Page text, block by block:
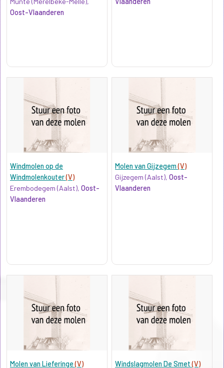
Oost-Vlaanderen
Windmolen op de
Windmolenkouter(V)
Erembodegem (Aalst), Oost-
Vlaanderen
Molen van Gijzegem(V)
Gijzegem (Aalst),Oost-
Vlaanderen
Molen van Lieferinge(V)
Windslagmolen De Smet(V)